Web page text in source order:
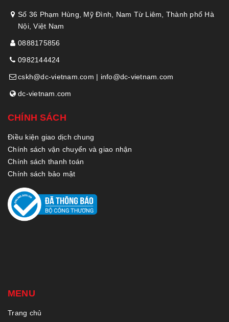
Số 36 Phạm Hùng, Mỹ Đình, Nam Từ Liêm, Thành phố Hà
Nội, Việt Nam
0888175856
0982144424
cskh@dc-vietnam.com | info@dc-vietnam.com
dc-vietnam.com
CHÍNH SÁCH
Điều kiện giao dịch chung
Chính sách vận chuyển và giao nhận
Chính sách thanh toán
Chính sách bảo mật
MENU
Trang chủ